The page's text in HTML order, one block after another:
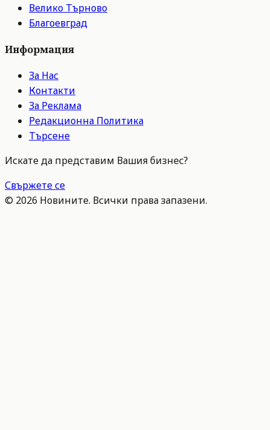
Велико Търново
Благоевград
Информация
За Нас
Контакти
За Реклама
Редакционна Политика
Търсене
Искате да представим Вашия бизнес?
Свържете се
© 2026 Новините. Всички права запазени.